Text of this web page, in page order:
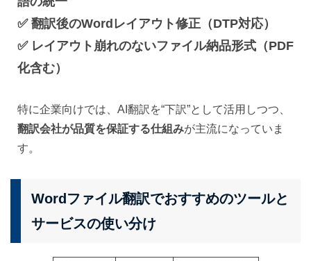
✅ 翻訳後のWordレイアウト修正（DTP対応）
✅ レイアウト崩れのないファイル納品形式（PDF
化含む）
特に企業向けでは、AI翻訳を“下訳”として活用しつつ、
翻訳会社が品質を保証する仕組みが主流になっていま
す。
Wordファイル翻訳でおすすめのツールと
サービスの使い分け